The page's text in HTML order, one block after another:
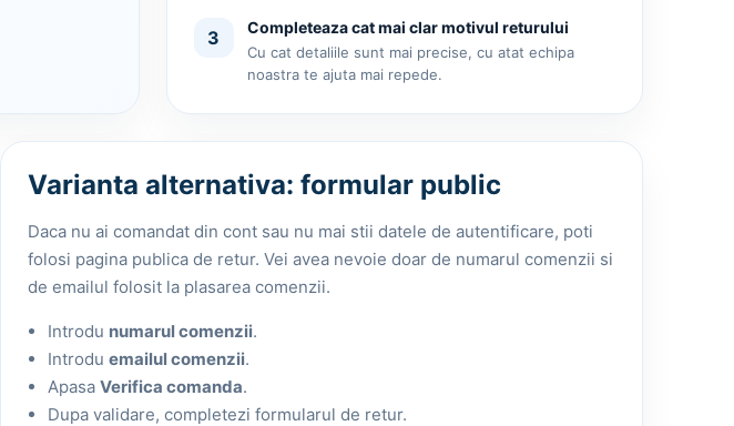
3 Completeaza cat mai clar motivul returului
Cu cat detaliile sunt mai precise, cu atat echipa
noastra te ajuta mai repede.
Varianta alternativa: formular public
Daca nu ai comandat din cont sau nu mai stii datele de autentificare, poti
folosi pagina publica de retur. Vei avea nevoie doar de numarul comenzii si
de emailul folosit la plasarea comenzii.
Introdu numarul comenzii.
Introdu emailul comenzii.
Apasa Verifica comanda.
Dupa validare, completezi formularul de retur.